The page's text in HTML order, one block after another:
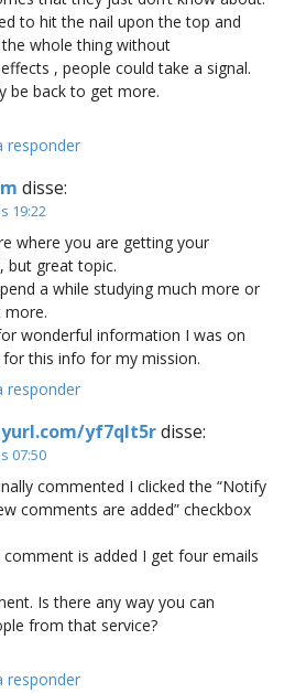
to hit the nail upon the top and
whole thing without
, people could take a signal.
be back to get more.
responder
disse:
19:22
where you are getting your
but great topic.
a while studying much more or
more.
wonderful information I was on
this info for my mission.
responder
yf7qlt5rdisse:
07:50
commented I clicked the “Notify
comments are added” checkbox
is added I get four emails
Is there any way you can
from that service?
responder